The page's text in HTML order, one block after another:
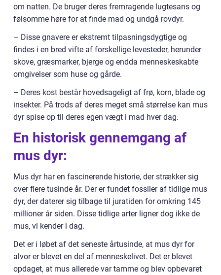
om natten. De bruger deres fremragende lugtesans og
følsomme høre for at finde mad og undgå rovdyr.
– Disse gnavere er ekstremt tilpasningsdygtige og
findes i en bred vifte af forskellige levesteder, herunder
skove, græsmarker, bjerge og endda menneskeskabte
omgivelser som huse og gårde.
– Deres kost består hovedsageligt af frø, korn, blade og
insekter. På trods af deres meget små størrelse kan mus
dyr spise op til deres egen vægt i mad hver dag.
En historisk gennemgang af
mus dyr:
Mus dyr har en fascinerende historie, der strækker sig
over flere tusinde år. Der er fundet fossiler af tidlige mus
dyr, der daterer sig tilbage til juratiden for omkring 145
millioner år siden. Disse tidlige arter ligner dog ikke de
mus, vi kender i dag.
Det er i løbet af det seneste årtusinde, at mus dyr for
alvor er blevet en del af menneskelivet. Det er blevet
opdaget, at mus allerede var tamme og blev opbevaret